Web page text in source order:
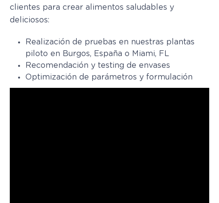
clientes para crear alimentos saludables y
deliciosos:
Realización de pruebas en nuestras plantas
piloto en Burgos, España o Miami, FL
Recomendación y testing de envases
Optimización de parámetros y formulación